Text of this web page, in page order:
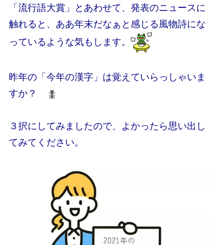
「流行語大賞」とあわせて、発表のニュースに
触れると、ああ年末だなぁと感じる風物詩にな
っているような気もします。
昨年の「今年の漢字」は覚えていらっしゃいま
すか？
３択にしてみましたので、よかったら思い出し
てみてください。